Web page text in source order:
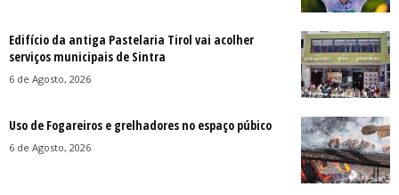
Edifício da antiga Pastelaria Tirol vai acolher
serviços municipais de Sintra
6 de Agosto, 2026
Uso de Fogareiros e grelhadores no espaço púbico
6 de Agosto, 2026